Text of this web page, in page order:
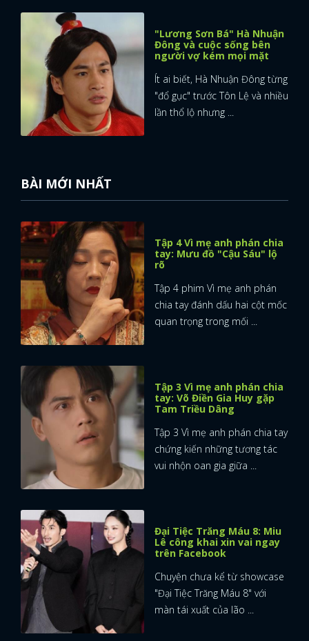
FACEBOOK GOOGLE
"Lương Sơn Bá" Hà Nhuận
Đông và cuộc sống bên
người vợ kém mọi mặt
Ít ai biết, Hà Nhuận Đông từng
"đổ gục" trước Tôn Lệ và nhiều
lần thổ lộ nhưng ...
BÀI MỚI NHẤT
Tập 4 Vì mẹ anh phán chia
tay: Mưu đồ "Cậu Sáu" lộ
rõ
Tập 4 phim Vì mẹ anh phán
chia tay đánh dấu hai cột mốc
quan trọng trong mối ...
Tập 3 Vì mẹ anh phán chia
tay: Võ Điền Gia Huy gặp
Tam Triều Dâng
Tập 3 Vì mẹ anh phán chia tay
chứng kiến những tương tác
vui nhộn oan gia giữa ...
Đại Tiệc Trăng Máu 8: Miu
Lê công khai xin vai ngay
trên Facebook
Chuyện chưa kể từ showcase
"Đại Tiệc Trăng Máu 8" với
màn tái xuất của lão ...